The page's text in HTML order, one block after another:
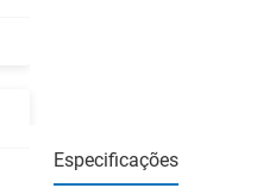
Especificações